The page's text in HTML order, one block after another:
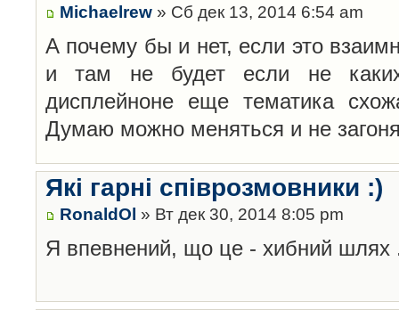
Michaelrew » Сб дек 13, 2014 6:54 am
А почему бы и нет, если это
и там не будет если не
дисплейноне еще тематика
Думаю можно меняться и не
Які гарні співрозмовники :)
RonaldOl » Вт дек 30, 2014 8:05 pm
Я впевнений, що це - хибний шлях